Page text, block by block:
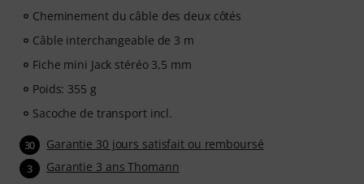
Cheminement du câble des deux côtés
Câble interchangeable de 3 m
Fiche mini Jack stéréo 3,5 mm
Poids: 355 g
Sacoche de transport incl.
30 Garantie 30 jours satisfait ou remboursé
3 Garantie 3 ans Thomann